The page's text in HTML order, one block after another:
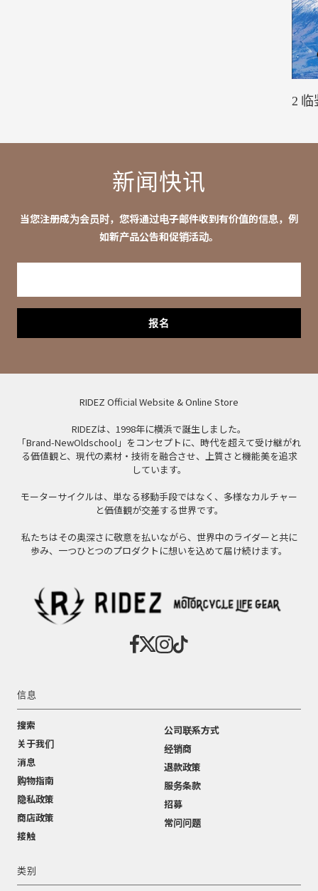
2 临
新闻快讯
当您注册成为会员时，您将通过电子邮件收到有价值的信息，例
如新产品公告和促销活动。
报名
RIDEZ Official Website & Online Store
RIDEZは、1998年に横浜で誕生しました。
「Brand-NewOldschool」をコンセプトに、時代を超えて受け継がれ
る価値観と、現代の素材・技術を融合させ、上質さと機能美を追求
しています。
モーターサイクルは、単なる移動手段ではなく、多様なカルチャー
と価値観が交差する世界です。
私たちはその奥深さに敬意を払いながら、世界中のライダーと共に
歩み、一つひとつのプロダクトに想いを込めて届け続けます。
信息
搜索
关于我们
消息
购物指南
隐私政策
商店政策
接触
公司联系方式
经销商
退款政策
服务条款
招募
常问问题
类别